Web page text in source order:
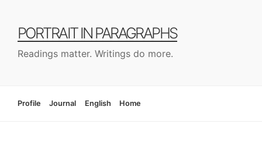
PORTRAIT IN PARAGRAPHS
Readings matter. Writings do more.
Profile Journal English Home